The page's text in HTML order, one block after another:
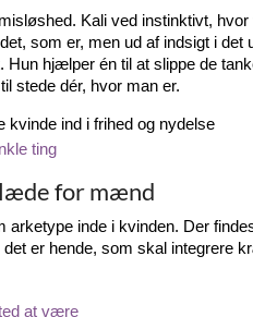
Kali ved instinktivt,
som er, men ud af indsigt i
Hun hjælper én til at slippe de
stede dér, hvor man er.
ind i frihed og nydelse
ting
for mænd
arketype inde i kvinden. Der
er hende, som skal integrere
at være